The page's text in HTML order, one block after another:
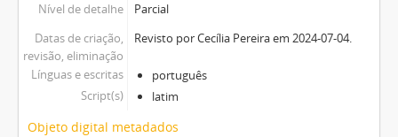
Nível de detalhe
Parcial
Datas de criação,
revisão, eliminação
Revisto por Cecília Pereira em 2024-07-04.
Línguas e escritas
português
Script(s)
latim
Objeto digital metadados